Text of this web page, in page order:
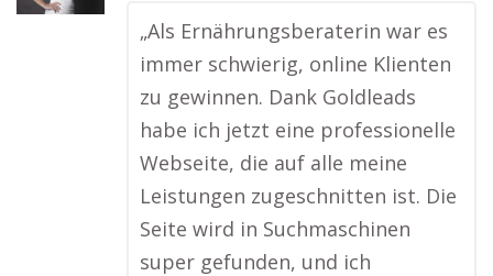
„Als Ernährungsberaterin war es
immer schwierig, online Klienten
zu gewinnen. Dank Goldleads
habe ich jetzt eine professionelle
Webseite, die auf alle meine
Leistungen zugeschnitten ist. Die
Seite wird in Suchmaschinen
super gefunden, und ich